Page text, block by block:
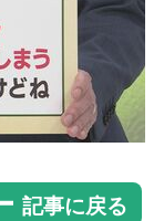
記事に戻る